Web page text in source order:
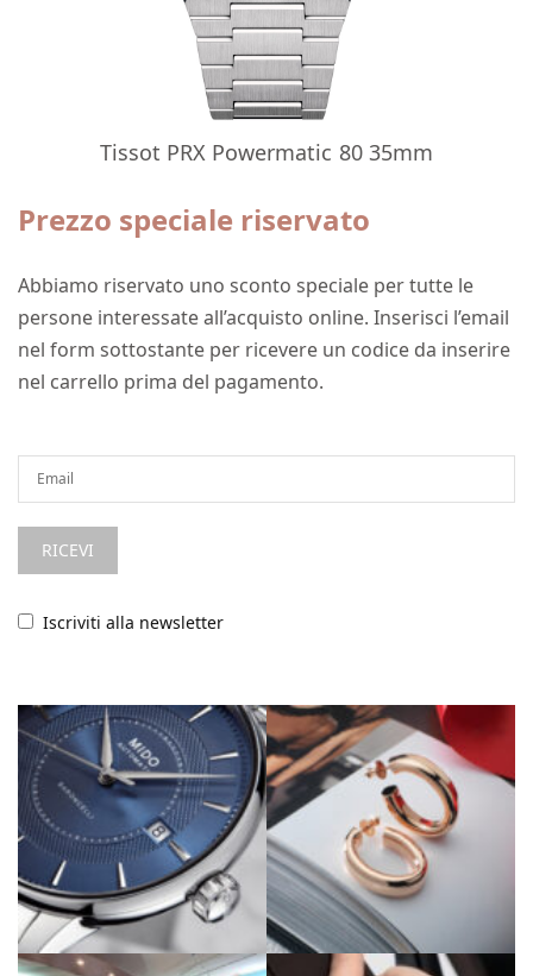
Tissot PRX Powermatic 80 35mm
Prezzo speciale riservato
Abbiamo riservato uno sconto speciale per tutte le
persone interessate all’acquisto online. Inserisci l’email
nel form sottostante per ricevere un codice da inserire
nel carrello prima del pagamento.
Iscriviti alla newsletter